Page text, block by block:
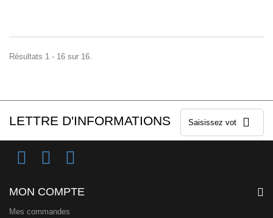
Résultats 1 - 16 sur 16.
LETTRE D'INFORMATIONS
MON COMPTE
Mes commandes